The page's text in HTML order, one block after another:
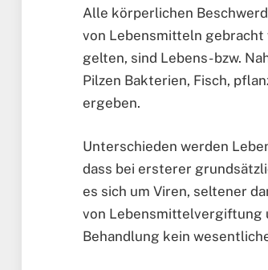
Alle körperlichen
von Lebensmitteln
gelten, sind Lebens- bzw.
Pilzen Bakterien, Fisch,
ergeben.
Unterschieden werden
dass bei ersterer
es sich um Viren, seltener
von Lebensmittelvergiftung
Behandlung kein